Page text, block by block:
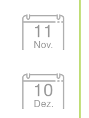
11
Nov.
10
Dez.